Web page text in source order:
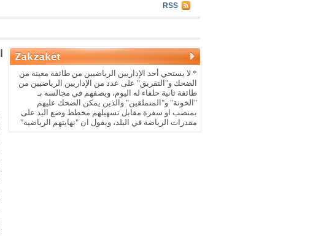
RSS
* لا يستحي أحد الإداريين الرياضيين من طائفة معينة من
الضحك و"التقريق" على عدد من الإداريين الرياضيين من
طائفة ثانية حلفاء له اليوم، ويصفهم في مجالسه بـ
"الخونة" و"المتملقين" والذين يمكن الضحك عليهم
بمنصب او سفرة مقابل تسهيلهم مخطط وضع اليد على
مقدرات الرياضة في البلد، ويقول ان "نهايتهم الرياضية"